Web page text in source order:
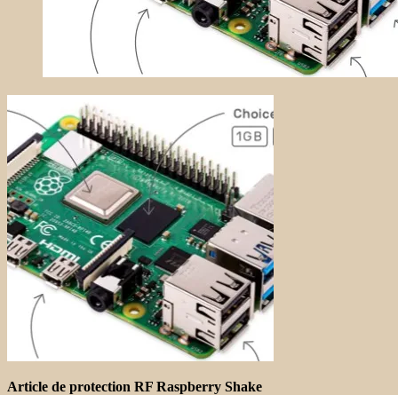
Article de protection RF Raspberry Shake